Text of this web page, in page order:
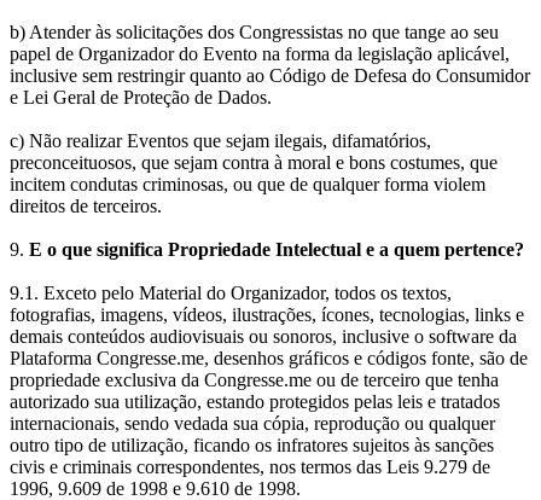
b) Atender às solicitações dos Congressistas no que tange ao seu
papel de Organizador do Evento na forma da legislação aplicável,
inclusive sem restringir quanto ao Código de Defesa do Consumidor
e Lei Geral de Proteção de Dados.
c) Não realizar Eventos que sejam ilegais, difamatórios,
preconceituosos, que sejam contra à moral e bons costumes, que
incitem condutas criminosas, ou que de qualquer forma violem
direitos de terceiros.
9. E o que significa Propriedade Intelectual e a quem pertence?
9.1. Exceto pelo Material do Organizador, todos os textos,
fotografias, imagens, vídeos, ilustrações, ícones, tecnologias, links e
demais conteúdos audiovisuais ou sonoros, inclusive o software da
Plataforma Congresse.me, desenhos gráficos e códigos fonte, são de
propriedade exclusiva da Congresse.me ou de terceiro que tenha
autorizado sua utilização, estando protegidos pelas leis e tratados
internacionais, sendo vedada sua cópia, reprodução ou qualquer
outro tipo de utilização, ficando os infratores sujeitos às sanções
civis e criminais correspondentes, nos termos das Leis 9.279 de
1996, 9.609 de 1998 e 9.610 de 1998.